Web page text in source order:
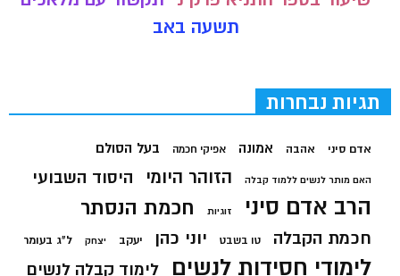
תשעה באב
תגיות נבחרות
אדם סיני אהבה אמונה אפיקי חכמה בעל הסולם
האם מותר לנשים ללמוד קבלה הזוהר היומי היסוד השבועי
הרב אדם סיני זוגיות חכמת הנסתר
חכמת הקבלה טו בשבט יוני כהן יעקב יצחק ל"ג בעומר
לימודי חסידות לנשים לימוד קבלה לנשים